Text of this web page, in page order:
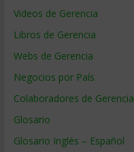
Videos de Gerencia
Libros de Gerencia
Webs de Gerencia
Negocios por País
Colaboradores de Gerencia
Glosario
Glosario Inglés – Español